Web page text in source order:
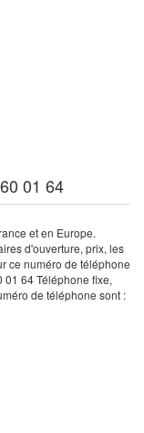
01 64
et en Europe.
d'ouverture, prix, les
ce numéro de téléphone
64 Téléphone fixe,
de téléphone sont :